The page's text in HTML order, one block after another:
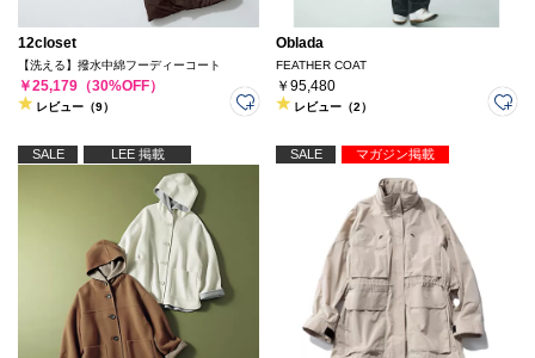
12closet
【洗える】撥水中綿フーディーコート
￥25,179（30%OFF）
レビュー（9）
Oblada
FEATHER COAT
￥95,480
レビュー（2）
SALE LEE 掲載 SALE マガジン掲載